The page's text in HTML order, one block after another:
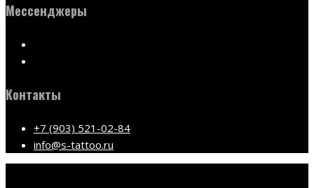
Мессенджеры
Контакты
+7 (903) 521-02-84
info@s-tattoo.ru